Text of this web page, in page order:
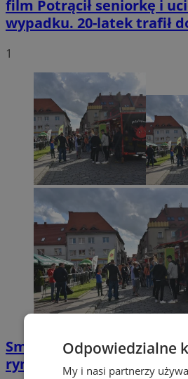
film Potrącił seniorkę i
wypadku. 20-latek trafił
1
Smaki z całej Polski na
rynku – zlot food
Odpowiedzialne
My i nasi partnerzy